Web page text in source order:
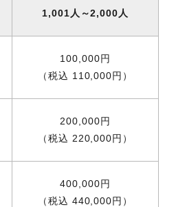
1,001人～2,000人
100,000円
（税込 110,000円）
200,000円
（税込 220,000円）
400,000円
（税込 440,000円）